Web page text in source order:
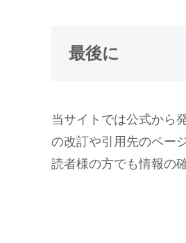
最後に
当サイトでは公式から
の改訂や引用先のペー
読者様の方でも情報の